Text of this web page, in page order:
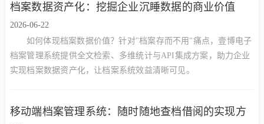
档案数据资产化：挖掘企业沉睡数据的商业价值
2026-06-22
如何体现档案数据价值？针对"档案存而不用"痛点，壹博电子
档案管理系统提供全文检索、多维统计与API集成方案，助力企业
实现档案数据资产化，让档案系统效益清晰可见。
移动端档案管理系统：随时随地查档借阅的实现方